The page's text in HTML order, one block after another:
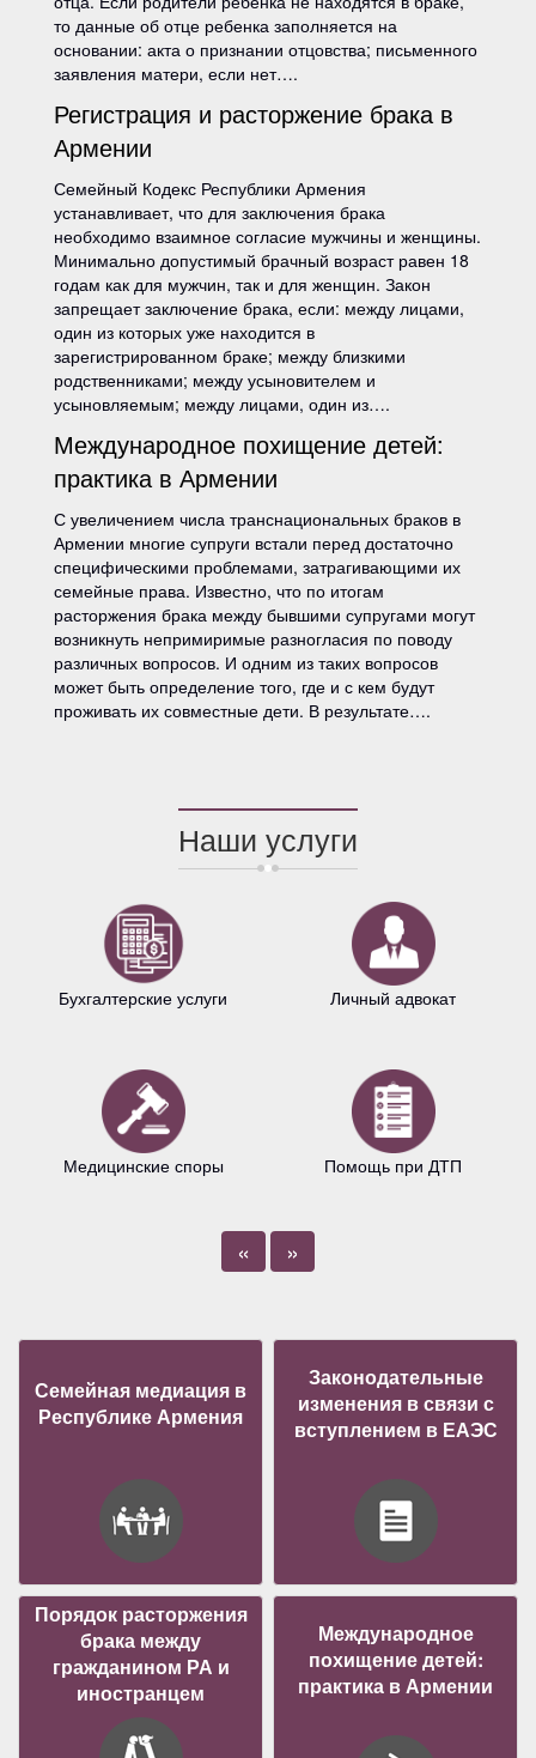
то данные об отце ребенка заполняется на
основании: акта о признании отцовства; письменного
заявления матери, если нет….
Регистрация и расторжение брака в
Армении
Семейный Кодекс Республики Армения
устанавливает, что для заключения брака
необходимо взаимное согласие мужчины и женщины.
Минимально допустимый брачный возраст равен 18
годам как для мужчин, так и для женщин. Закон
запрещает заключение брака, если: между лицами,
один из которых уже находится в
зарегистрированном браке; между близкими
родственниками; между усыновителем и
усыновляемым; между лицами, один из….
Международное похищение детей:
практика в Армении
С увеличением числа транснациональных браков в
Армении многие супруги встали перед достаточно
специфическими проблемами, затрагивающими их
семейные права. Известно, что по итогам
расторжения брака между бывшими супругами могут
возникнуть непримиримые разногласия по поводу
различных вопросов. И одним из таких вопросов
может быть определение того, где и с кем будут
проживать их совместные дети. В результате….
Наши услуги
Бухгалтерские услуги
Медицинские споры
Личный адвокат
Помощь при ДТП
« »
Семейная медиация в
Республике Армения
Законодательные
изменения в связи с
вступлением в ЕАЭС
Порядок расторжения
брака между
гражданином РА и
иностранцем
Международное
похищение детей:
практика в Армении